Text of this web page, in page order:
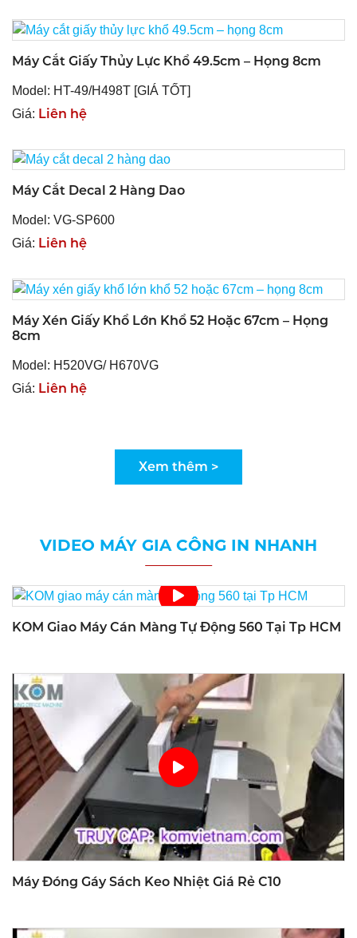
Máy Cắt Giấy Thủy Lực Khổ 49.5cm – Họng 8cm
Model: HT-49/H498T [GIÁ TỐT]
Giá: Liên hệ
Máy Cắt Decal 2 Hàng Dao
Model: VG-SP600
Giá: Liên hệ
Máy Xén Giấy Khổ Lớn Khổ 52 Hoặc 67cm – Họng
8cm
Model: H520VG/ H670VG
Giá: Liên hệ
Xem thêm >
VIDEO MÁY GIA CÔNG IN NHANH
KOM Giao Máy Cán Màng Tự Động 560 Tại Tp HCM
Máy Đóng Gáy Sách Keo Nhiệt Giá Rẻ C10